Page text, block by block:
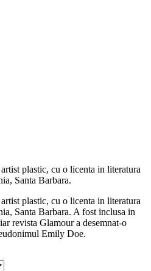
plastic, cu o licenta in literatura
Santa Barbara.
plastic, cu o licenta in literatura
Santa Barbara. A fost inclusa in
revista Glamour a desemnat-o
Emily Doe.